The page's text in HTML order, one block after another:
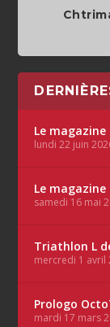
Le magazine
lundi 22 juin
Le magazine
samedi 16 mai
Triathlon L
mercredi 1 avril
Prologo
mardi 17 mars